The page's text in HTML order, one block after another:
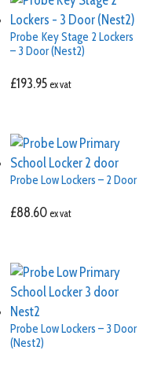
Probe Key Stage 2 Lockers
– 3 Door (Nest2)
£193.95 ex vat
Probe Low Lockers – 2 Door
£88.60 ex vat
Probe Low Lockers – 3 Door
(Nest2)